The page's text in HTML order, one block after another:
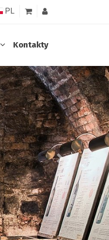
PL
Kontakty
Další